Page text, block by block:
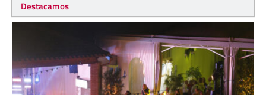
Destacamos